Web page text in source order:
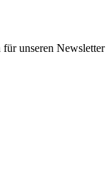
unseren Newsletter